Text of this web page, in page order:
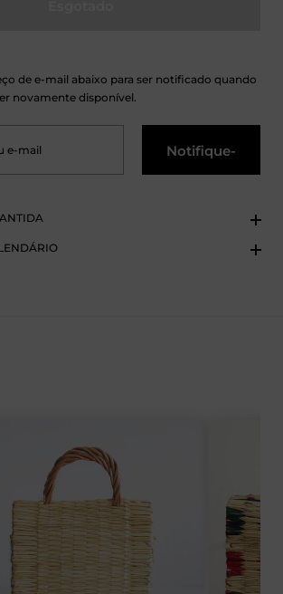
de e-mail abaixo para ser notificado quando
novamente disponível.
Notifique-